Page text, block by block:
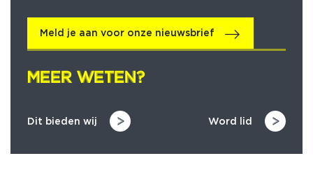
Meld je aan voor onze nieuwsbrief
MEER WETEN?
MEER WETEN?
Dit bieden wij Word lid